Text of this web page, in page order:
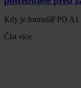
Kdy je formulář PD
Číst více